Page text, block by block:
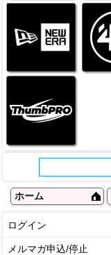
ホーム
ログイン
メルマガ申込/停止